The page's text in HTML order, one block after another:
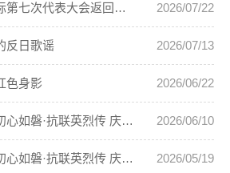
魏拯民参加共产国际第七次代表大会返回东北 2026/07/22
反日歌谣 2026/07/13
色身影 2026/06/22
《中国档案报》：初心如磐·抗联英烈传 庆祝中国共产党成立105周年⑦ 2026/06/10
《中国档案报》：初心如磐·抗联英烈传 庆祝中国共产党成立105周年⑥ 2026/05/19